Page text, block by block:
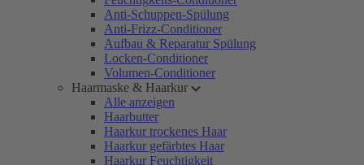
Anti-Schuppen-Spülung
Anti-Frizz-Conditioner
Aufbau & Reparatur Spülung
Locken-Conditioner
Volumen-Conditioner
Haarmaske & Haarkur
Alle anzeigen
Haarbutter
Haarkur trockenes Haar
Haarkur gefärbtes Haar
Haarkur Feuchtigkeit